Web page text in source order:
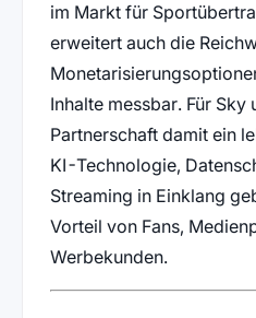
im Markt für
erweitert auch die
Inhalte messbar. Für
Partnerschaft damit ein
KI-Technologie,
Streaming in Einklang
Vorteil von Fans,
Werbekunden.